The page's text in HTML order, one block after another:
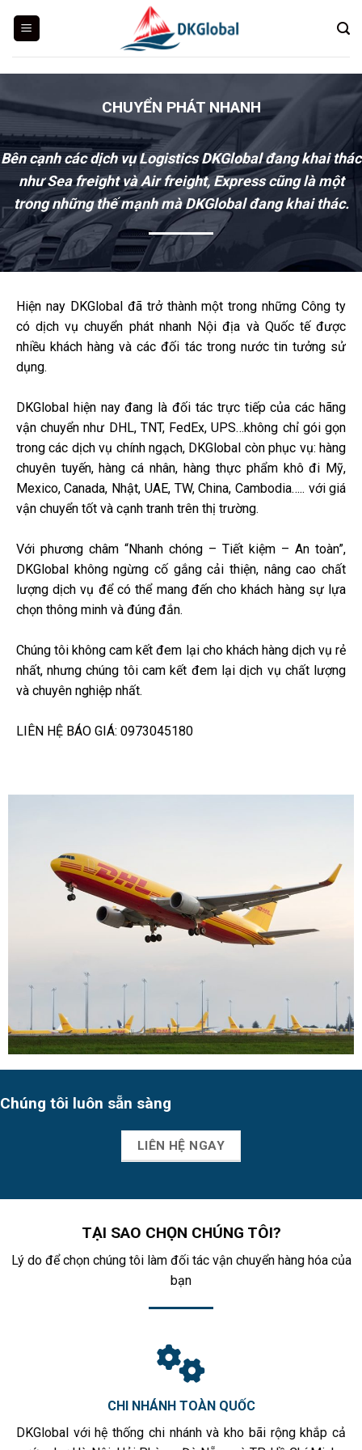
CHUYỂN PHÁT NHANH
Bên cạnh các dịch vụ Logistics DKGlobal đang khai thác
như Sea freight và Air freight, Express cũng là một
trong những thế mạnh mà DKGlobal đang khai thác.
Hiện nay DKGlobal đã trở thành một trong những Công ty
có dịch vụ chuyển phát nhanh Nội địa và Quốc tế được
nhiều khách hàng và các đối tác trong nước tin tưởng sử
dụng.
DKGlobal hiện nay đang là đối tác trực tiếp của các hãng
vận chuyển như DHL, TNT, FedEx, UPS…không chỉ gói gọn
trong các dịch vụ chính ngạch, DKGlobal còn phục vụ: hàng
chuyên tuyến, hàng cá nhân, hàng thực phẩm khô đi Mỹ,
Mexico, Canada, Nhật, UAE, TW, China, Cambodia….. với giá
vận chuyển tốt và cạnh tranh trên thị trường.
Với phương châm “Nhanh chóng – Tiết kiệm – An toàn”,
DKGlobal không ngừng cố gắng cải thiện, nâng cao chất
lượng dịch vụ để có thể mang đến cho khách hàng sự lựa
chọn thông minh và đúng đắn.
Chúng tôi không cam kết đem lại cho khách hàng dịch vụ rẻ
nhất, nhưng chúng tôi cam kết đem lại dịch vụ chất lượng
và chuyên nghiệp nhất.
LIÊN HỆ BÁO GIÁ: 0973045180
Chúng tôi luôn sẵn sàng
LIÊN HỆ NGAY
TẠI SAO CHỌN CHÚNG TÔI?
Lý do để chọn chúng tôi làm đối tác vận chuyển hàng hóa của
bạn
CHI NHÁNH TOÀN QUỐC
DKGlobal với hệ thống chi nhánh và kho bãi rộng khắp cả